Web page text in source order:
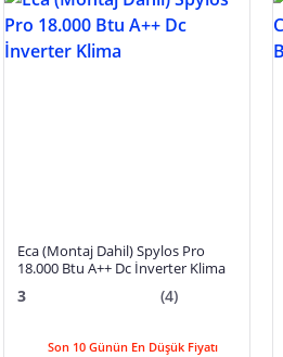
Eca (Montaj Dahil) Spylos Pro
18.000 Btu A++ Dc İnverter Klima
3 (4)
Son 10 Günün En Düşük Fiyatı